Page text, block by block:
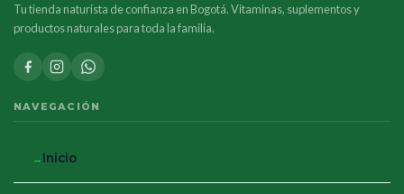
Tu tienda naturista de confianza en Bogotá. Vitaminas, suplementos y
productos naturales para toda la familia.
NAVEGACIÓN
Inicio